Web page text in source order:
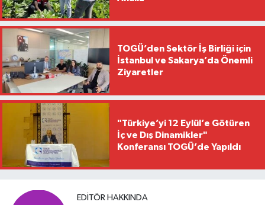
TOGÜ’den Sektör İş Birliği için
İstanbul ve Sakarya’da Önemli
Ziyaretler
"Türkiye’yi 12 Eylül’e Götüren
İç ve Dış Dinamikler"
Konferansı TOGÜ’de Yapıldı
EDITÖR HAKKINDA